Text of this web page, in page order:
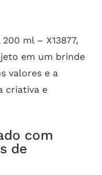
ml – X13877,
em um brinde
valores e a
criativa e
com
de